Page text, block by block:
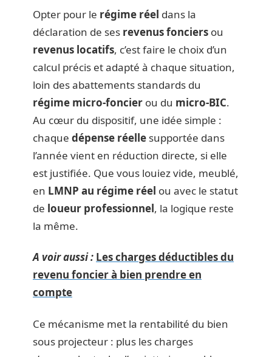
Opter pour le régime réel dans la
déclaration de ses revenus fonciers ou
revenus locatifs, c’est faire le choix d’un
calcul précis et adapté à chaque situation,
loin des abattements standards du
régime micro-foncier ou du micro-BIC.
Au cœur du dispositif, une idée simple :
chaque dépense réelle supportée dans
l’année vient en réduction directe, si elle
est justifiée. Que vous louiez vide, meublé,
en LMNP au régime réel ou avec le statut
de loueur professionnel, la logique reste
la même.
A voir aussi : Les charges déductibles du
revenu foncier à bien prendre en
compte
Ce mécanisme met la rentabilité du bien
sous projecteur : plus les charges